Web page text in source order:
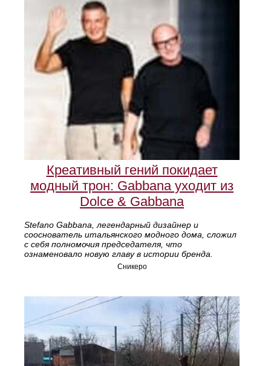
Креативный гений покидает
модный трон: Gabbana уходит из
Dolce & Gabbana
Stefano Gabbana, легендарный дизайнер и
сооснователь итальянского модного дома, сложил
с себя полномочия председателя, что
ознаменовало новую главу в истории бренда.
Сникеро